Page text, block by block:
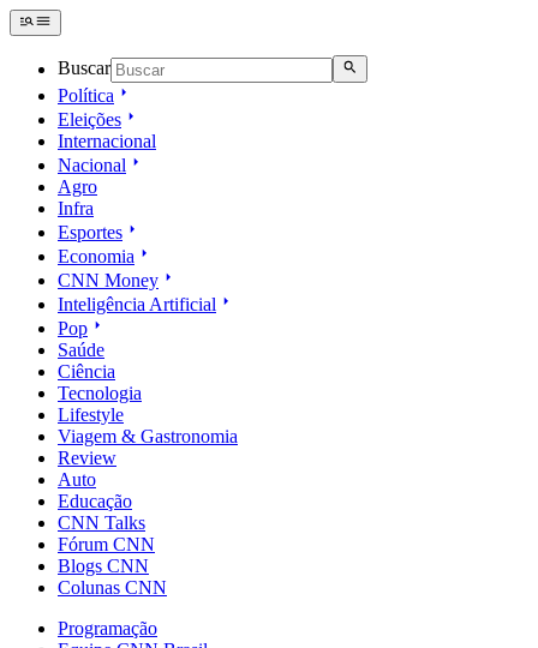
Buscar
Política
Eleições
Internacional
Nacional
Agro
Infra
Esportes
Economia
CNN Money
Inteligência Artificial
Pop
Saúde
Ciência
Tecnologia
Lifestyle
Viagem & Gastronomia
Review
Auto
Educação
CNN Talks
Fórum CNN
Blogs CNN
Colunas CNN
Programação